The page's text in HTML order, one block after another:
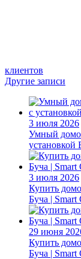
клиентов
Другие записи
3 июля 2026
Умный
установкой
3 июля 2026
Купить
Буча | Smart
29 июня
Купить
Буча | Smart